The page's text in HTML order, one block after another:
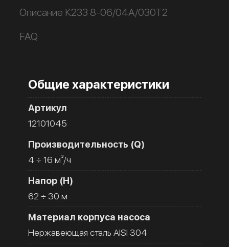
Описание К233 8-06/04А/030Т2
FAQ
Общие характеристики
Артикул
12101045
Производительность (Q)
4 ÷ 16 м³/ч
Напор (H)
62 ÷ 30 м
Материал корпуса насоса
Нержавеющая сталь AISI 304